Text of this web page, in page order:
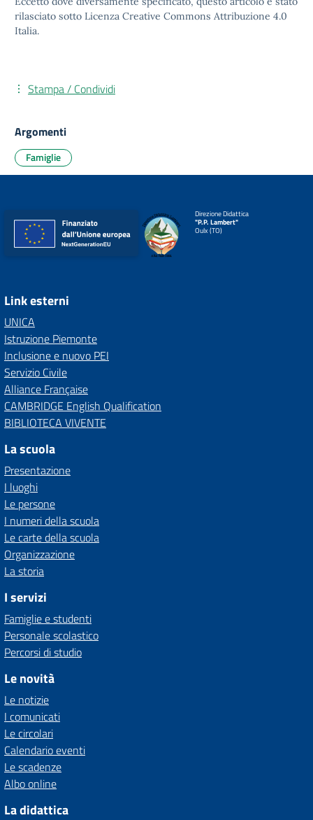
rilasciato sotto Licenza Creative Commons Attribuzione 4.0
Italia.
Stampa / Condividi
Argomenti
Famiglie
Direzione Didattica
"P.P. Lambert"
Oulx (TO)
Link esterni
UNICA
Istruzione Piemonte
Inclusione e nuovo PEI
Servizio Civile
Alliance Française
CAMBRIDGE English Qualification
BIBLIOTECA VIVENTE
La scuola
Presentazione
I luoghi
Le persone
I numeri della scuola
Le carte della scuola
Organizzazione
La storia
I servizi
Famiglie e studenti
Personale scolastico
Percorsi di studio
Le novità
Le notizie
I comunicati
Le circolari
Calendario eventi
Le scadenze
Albo online
La didattica